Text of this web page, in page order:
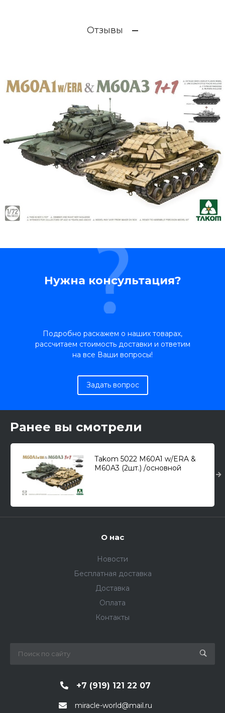
Отзывы
Нужна консультация?
Подробно раскажем о наших товарах,
рассчитаем стоимость доставки и ответим
на все Ваши вопросы!
Задать вопрос
Ранее вы смотрели
Takom 5022 M60A1 w/ERA &
M60A3 (2шт.) /основной
О нас
Новости
Бесплатная доставка
Доставка
Оплата
Контакты
+7 (919) 121 22 07
miracle-world@mail.ru